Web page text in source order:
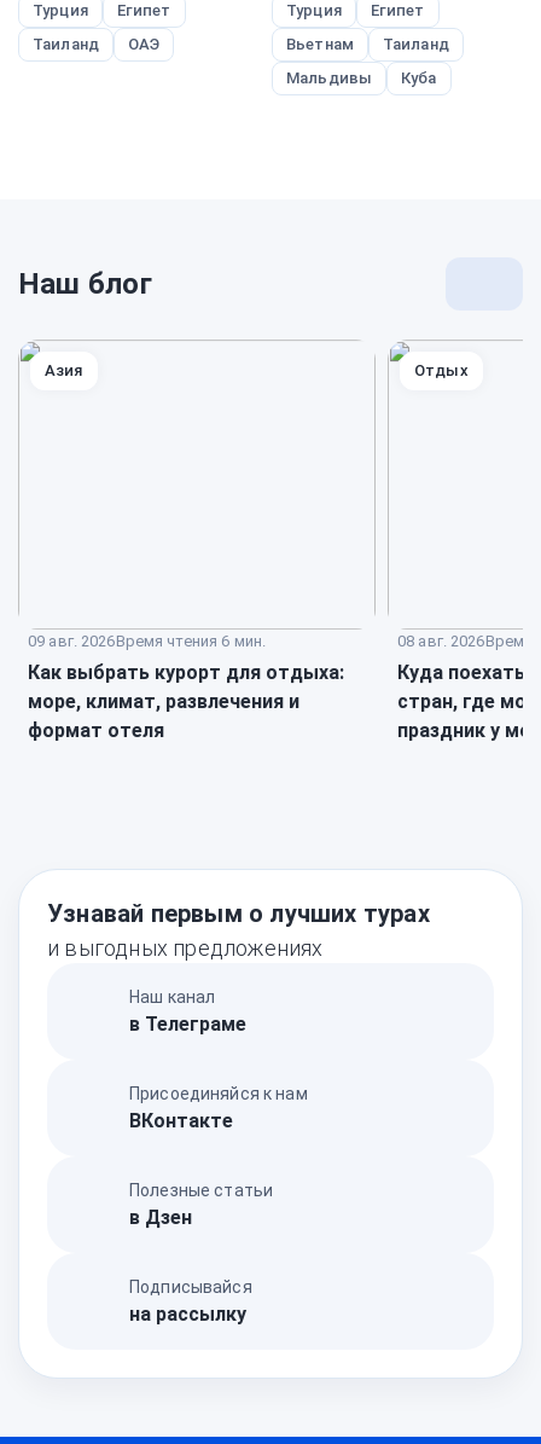
Турция
Египет
Таиланд
ОАЭ
Турция
Египет
Вьетнам
Таиланд
Мальдивы
Куба
Наш блог
09 авг. 2026Время чтения 6 мин.
Как выбрать курорт для отдыха:
море, климат, развлечения и
формат отеля
Азия
08 авг. 2026Время
Куда поехать
стран, где
праздник у
Отдых
Узнавай первым о лучших турах
и выгодных предложениях
Наш канал
в Телеграме
Присоединяйся к нам
ВКонтакте
Полезные статьи
в Дзен
Подписывайся
на рассылку